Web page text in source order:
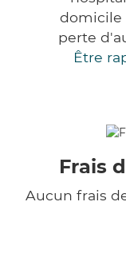
domicile
perte
Être
Frais
Aucun frais